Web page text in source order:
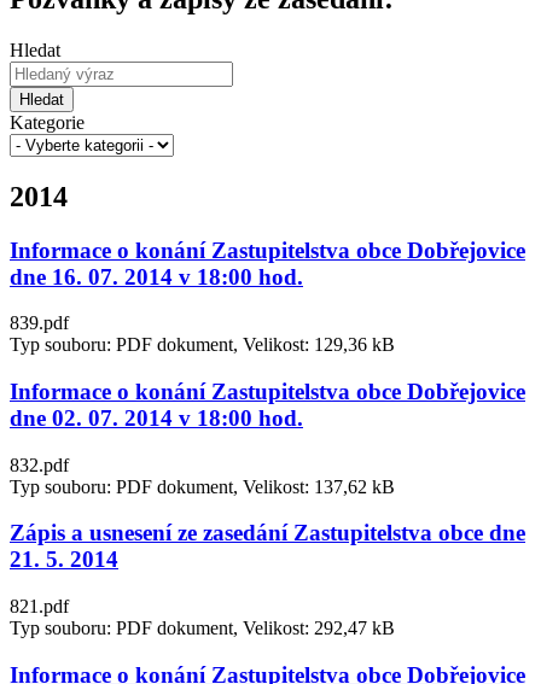
Hledat
Hledat
Kategorie
2014
Informace o konání Zastupitelstva obce Dobřejovice
dne 16. 07. 2014 v 18:00 hod.
839.pdf
Typ souboru: PDF dokument, Velikost: 129,36 kB
Informace o konání Zastupitelstva obce Dobřejovice
dne 02. 07. 2014 v 18:00 hod.
832.pdf
Typ souboru: PDF dokument, Velikost: 137,62 kB
Zápis a usnesení ze zasedání Zastupitelstva obce dne
21. 5. 2014
821.pdf
Typ souboru: PDF dokument, Velikost: 292,47 kB
Informace o konání Zastupitelstva obce Dobřejovice